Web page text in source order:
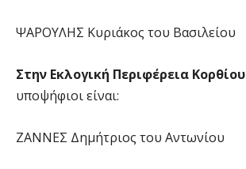
ΨΑΡΟΥΛΗΣ Κυριάκος του Βασιλείου
Στην Εκλογική Περιφέρεια Κορθίου
υποψήφιοι είναι:
ΖΑΝΝΕΣ Δημήτριος του Αντωνίου